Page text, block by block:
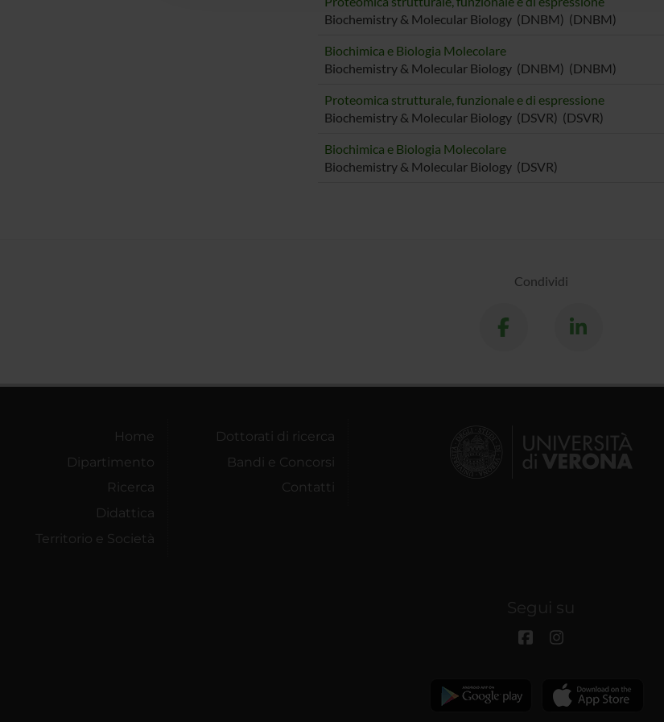
Biochemistry & Molecular Biology (DNBM) (DNBM)
Biochimica e Biologia Molecolare
Biochemistry & Molecular Biology (DNBM) (DNBM)
Proteomica strutturale, funzionale e di espressione
Biochemistry & Molecular Biology (DSVR) (DSVR)
Biochimica e Biologia Molecolare
Biochemistry & Molecular Biology (DSVR)
Condividi
Home
Dipartimento
Ricerca
Didattica
Territorio e Società
Dottorati di ricerca
Bandi e Concorsi
Contatti
Segui su